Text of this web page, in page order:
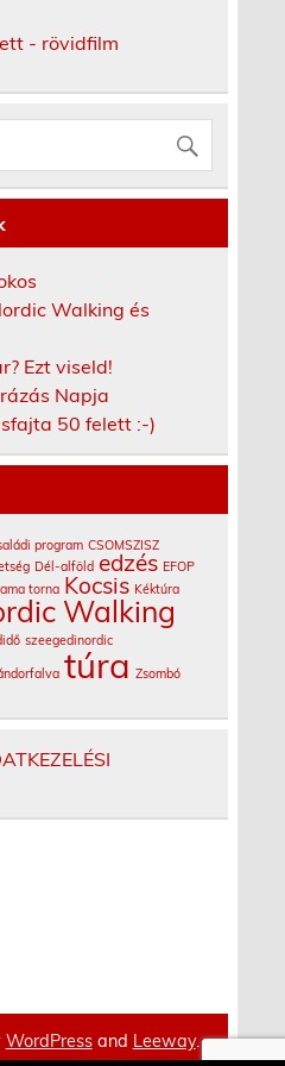
- rövidfilm
Walking és
Ezt viseld!
Napja
50 felett :-)
program CSOMSZISZ
Dél-alföld edzés EFOP
torna Kocsis Kéktúra
Walking
szeegedinordic
túra Zsombó
WordPressand Leeway.